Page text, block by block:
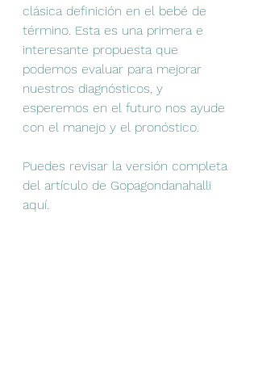
clásica definición en el bebé de
término. Esta es una primera e
interesante propuesta que
podemos evaluar para mejorar
nuestros diagnósticos, y
esperemos en el futuro nos ayude
con el manejo y el pronóstico.
Puedes revisar la versión completa
del artículo de Gopagondanahalli
aquí.